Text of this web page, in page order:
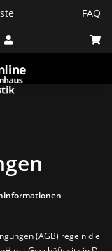
FAQ
(AGB) regeln die